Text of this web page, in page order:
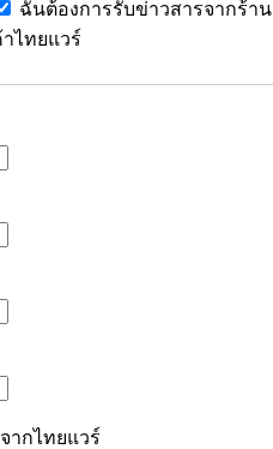
ฉันต้องการรับข่าวสารจากร้าน
ไทยแวร์
ากไทยแวร์